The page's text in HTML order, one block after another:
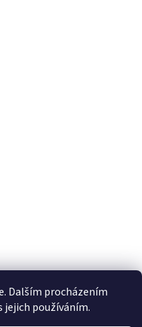
Dalším procházením
jejich používáním.